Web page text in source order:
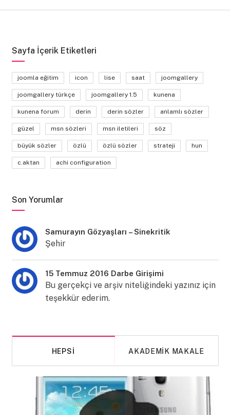
Sayfa İçerik Etiketleri
joomla eğitim icon lise saat joomgallery
joomgallery türkçe joomgallery 1.5 kunena
kunena forum derin derin sözler anlamlı sözler
güzel msn sözleri msn iletileri söz
büyük sözler özlü özlü sözler strateji hun
c.aktan achi configuration
Son Yorumlar
Samurayın Gözyaşları – Sinekritik
Şehir
15 Temmuz 2016 Darbe Girişimi
Bu gerçekçi ve arşiv niteliğindeki yazınız için
teşekkür ederim.
HEPSI AKADEMIK MAKALE